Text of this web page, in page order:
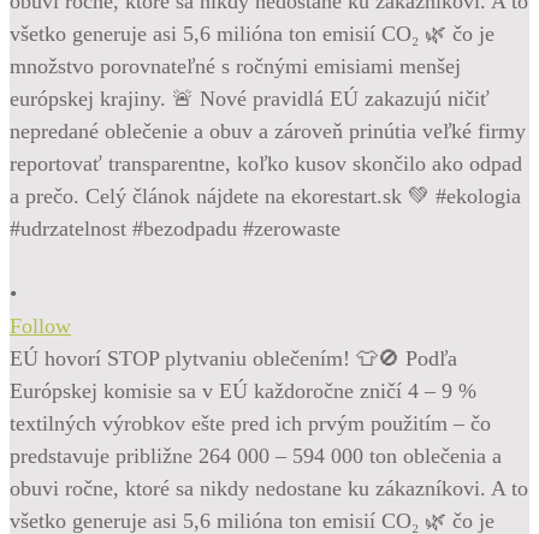
•
Follow
EÚ hovorí STOP plytvaniu oblečením! 👕🚫 Podľa
Európskej komisie sa v EÚ každoročne zničí 4 – 9 %
textilných výrobkov ešte pred ich prvým použitím – čo
predstavuje približne 264 000 – 594 000 ton oblečenia a
obuvi ročne, ktoré sa nikdy nedostane ku zákazníkovi. A to
všetko generuje asi 5,6 milióna ton emisií CO₂ 🌿 čo je